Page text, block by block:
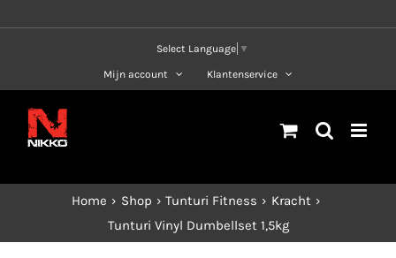
Select Language ▼
Mijn account Klantenservice
Home Shop Tunturi Fitness
Kracht
Tunturi Vinyl Dumbellset 1,5kg